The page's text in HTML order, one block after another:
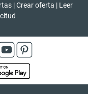
| Crear oferta | Leer